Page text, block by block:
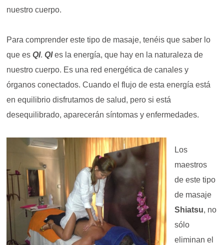
nuestro cuerpo.
Para comprender este tipo de masaje, tenéis que saber lo
que esQI.QIes la energía, que hay en la naturaleza de
nuestro cuerpo. Es una red energética de canales y
órganos conectados. Cuando el flujo de esta energía está
en equilibrio disfrutamos de salud, pero si está
desequilibrado, aparecerán síntomas y enfermedades.
Los
maestros
de este tipo
de masaje
Shiatsu, no
sólo
eliminan el